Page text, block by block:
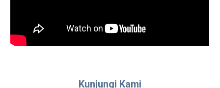
Kunjungi Kami